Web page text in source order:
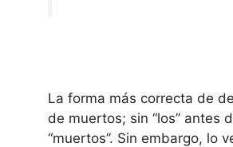
La forma más correcta de
de muertos; sin “los” antes
“muertos”. Sin embargo, lo